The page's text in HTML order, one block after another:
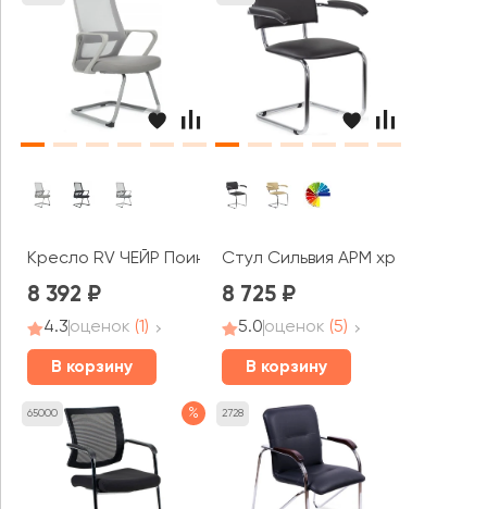
Кресло RV ЧЕЙР Поинт / Point (8325G)
8 392
4.3оценок (1)
В корзину
Стул Сильвия АРМ хром
8 725
5.0оценок (5)
В корзину
65000 % 2728